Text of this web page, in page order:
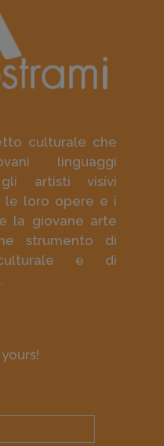
culturale che
linguaggi
artisti visivi
le loro opere e i
la giovane arte
strumento di
culturale e di